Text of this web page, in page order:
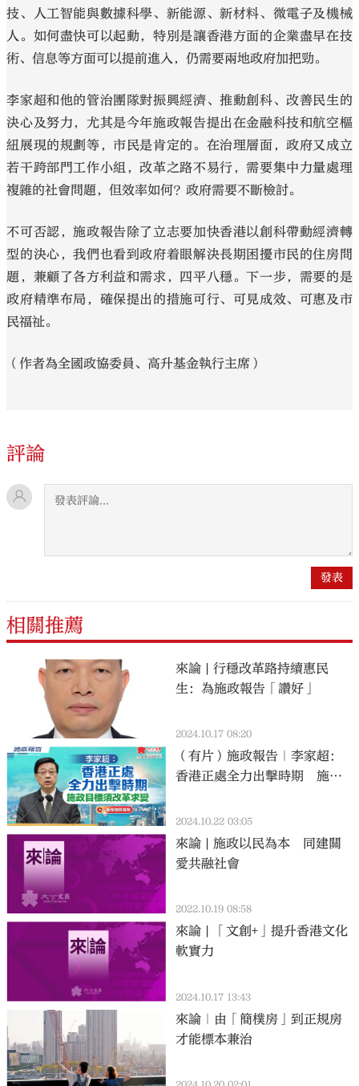
技、人工智能與數據科學、新能源、新材料、微電子及機械
人。如何盡快可以起動，特別是讓香港方面的企業盡早在技
術、信息等方面可以提前進入，仍需要兩地政府加把勁。
李家超和他的管治團隊對振興經濟、推動創科、改善民生的
決心及努力，尤其是今年施政報告提出在金融科技和航空樞
紐展現的規劃等，市民是肯定的。在治理層面，政府又成立
若干跨部門工作小組，改革之路不易行，需要集中力量處理
複雜的社會問題，但效率如何？政府需要不斷檢討。
不可否認，施政報告除了立志要加快香港以創科帶動經濟轉
型的決心，我們也看到政府着眼解決長期困擾市民的住房問
題，兼顧了各方利益和需求，四平八穩。下一步，需要的是
政府精準布局，確保提出的措施可行、可見成效、可惠及市
民福祉。
（作者為全國政協委員、高升基金執行主席）
評論
相關推薦
來論 | 行穩改革路持續惠民
生：為施政報告「讚好」
2024.10.17 08:20
（有片）施政報告｜李家超：
香港正處全力出擊時期 施政
2024.10.22 03:05
來論 | 施政以民為本 同建關
愛共融社會
2022.10.19 08:58
來論 | 「文創+」提升香港文化
軟實力
2024.10.17 13:43
來論｜由「簡樸房」到正規房
才能標本兼治